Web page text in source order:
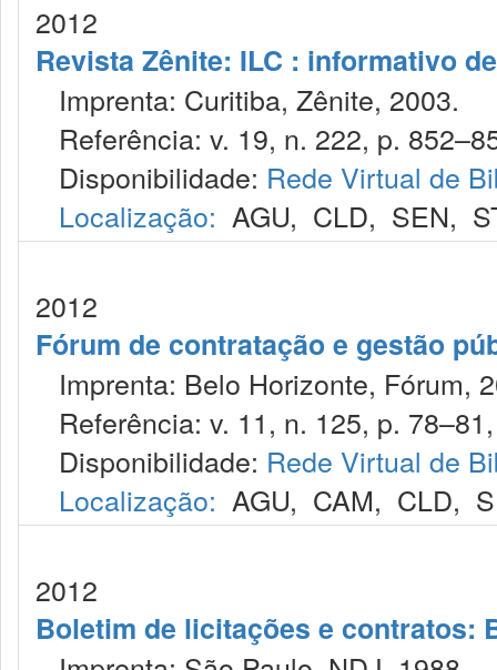
2012
Revista Zênite: ILC : informativo
Imprenta: Curitiba, Zênite, 2003.
Referência: v. 19, n. 222, p.
Disponibilidade: Rede Virtual de
Localização: AGU, CLD, SEN,
2012
Fórum de contratação e gestão
Imprenta: Belo Horizonte, Fórum,
Referência: v. 11, n. 125, p.
Disponibilidade: Rede Virtual de
Localização: AGU, CAM, CLD,
2012
Boletim de licitações e contratos: